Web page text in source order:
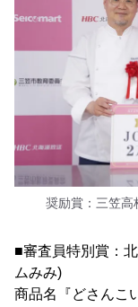
奨励賞：三笠高
■審査員特別賞：
ムみみ)
商品名『どさんこ